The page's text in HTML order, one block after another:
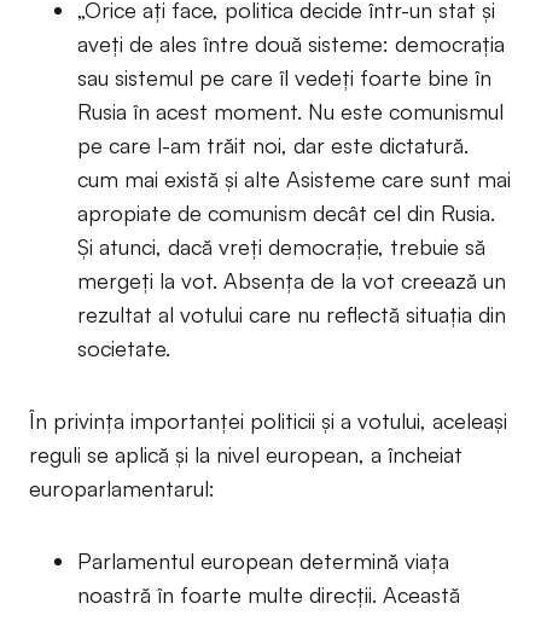
„Orice ați face, politica decide într-un stat și
aveți de ales între două sisteme: democrația
sau sistemul pe care îl vedeți foarte bine în
Rusia în acest moment. Nu este comunismul
pe care l-am trăit noi, dar este dictatură.
cum mai există și alte Asisteme care sunt mai
apropiate de comunism decât cel din Rusia.
Și atunci, dacă vreți democrație, trebuie să
mergeți la vot. Absența de la vot creează un
rezultat al votului care nu reflectă situația din
societate.
În privința importanței politicii și a votului, aceleași
reguli se aplică și la nivel european, a încheiat
europarlamentarul:
Parlamentul european determină viața
noastră în foarte multe direcții. Această